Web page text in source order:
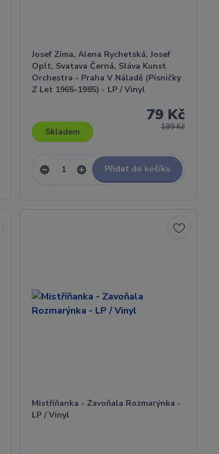
Josef Zíma, Alena Rychetská, Josef
Oplt, Svatava Černá, Sláva Kunst
Orchestra - Praha V Náladě (Písničky
Z Let 1965-1985) - LP / Vinyl
199 Kč
79 Kč
Skladem
Přidat do košíku
Mistříňanka - Zavoňala Rozmarýnka -
LP / Vinyl